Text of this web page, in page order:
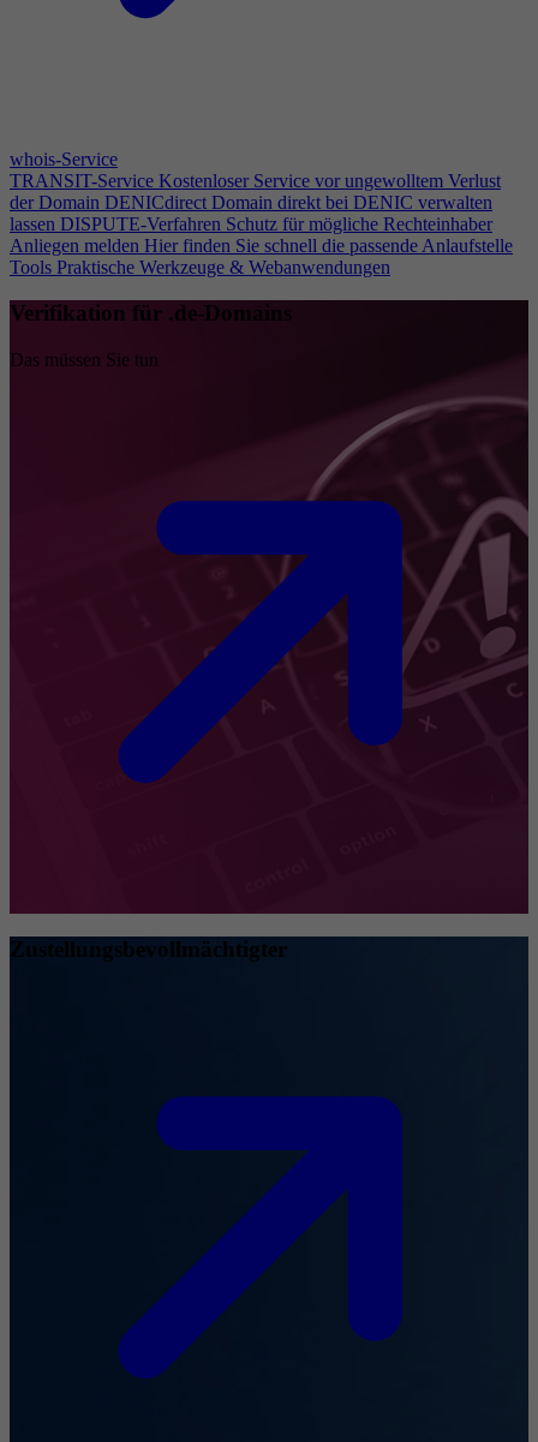
whois-Service
TRANSIT-Service Kostenloser Service vor ungewolltem Verlust
der Domain DENICdirect Domain direkt bei DENIC verwalten
lassen DISPUTE-Verfahren Schutz für mögliche Rechteinhaber
Anliegen melden Hier finden Sie schnell die passende Anlaufstelle
Tools Praktische Werkzeuge & Webanwendungen
Verifikation für .de-Domains
Das müssen Sie tun
Zustellungsbevollmächtigter